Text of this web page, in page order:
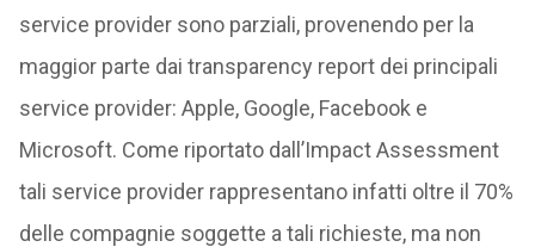
service provider sono parziali, provenendo per la
maggior parte dai transparency report dei principali
service provider: Apple, Google, Facebook e
Microsoft. Come riportato dall’Impact Assessment
tali service provider rappresentano infatti oltre il 70%
delle compagnie soggette a tali richieste, ma non